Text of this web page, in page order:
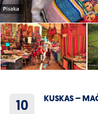
10
KUSKAS –